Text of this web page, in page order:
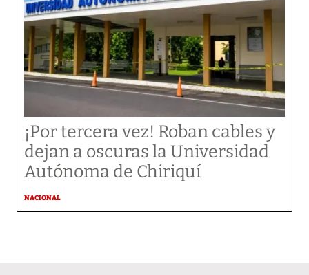
¡Por tercera vez! Roban cables y
dejan a oscuras la Universidad
Autónoma de Chiriquí
NACIONAL